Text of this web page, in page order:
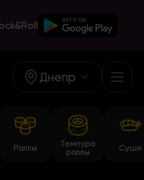
Днепр
Роллы
Темпура
роллы
Суши